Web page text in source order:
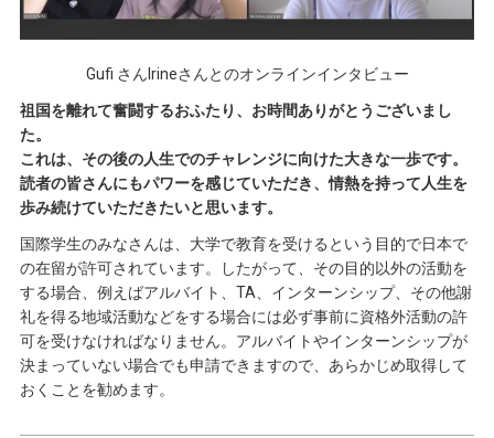
Gufi さんIrineさんとのオンラインインタビュー
祖国を離れて奮闘するおふたり、お時間ありがとうございまし
た。
これは、その後の人生でのチャレンジに向けた大きな一歩です。
読者の皆さんにもパワーを感じていただき、情熱を持って人生を
歩み続けていただきたいと思います。
国際学生のみなさんは、大学で教育を受けるという目的で日本で
の在留が許可されています。したがって、その目的以外の活動を
する場合、例えばアルバイト、TA、インターンシップ、その他謝
礼を得る地域活動などをする場合には必ず事前に資格外活動の許
可を受けなければなりません。アルバイトやインターンシップが
決まっていない場合でも申請できますので、あらかじめ取得して
おくことを勧めます。